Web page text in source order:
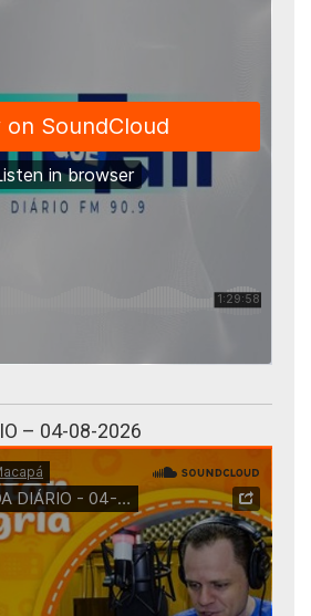
– 04-08-2026